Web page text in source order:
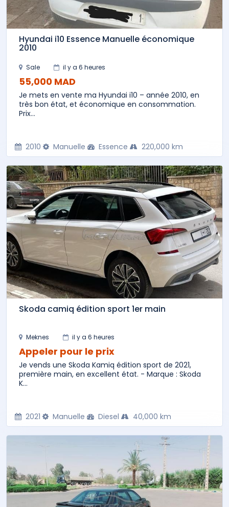
Hyundai i10 Essence Manuelle économique
2010
Sale il y a 6 heures
55,000 MAD
Je mets en vente ma Hyundai i10 – année 2010, en
très bon état, et économique en consommation.
Prix...
2010 Manuelle Essence 220,000 km
Skoda camiq édition sport 1er main
Meknes il y a 6 heures
Appeler pour le prix
Je vends une Skoda Kamiq édition sport de 2021,
première main, en excellent état. - Marque : Skoda
K...
2021 Manuelle Diesel 40,000 km